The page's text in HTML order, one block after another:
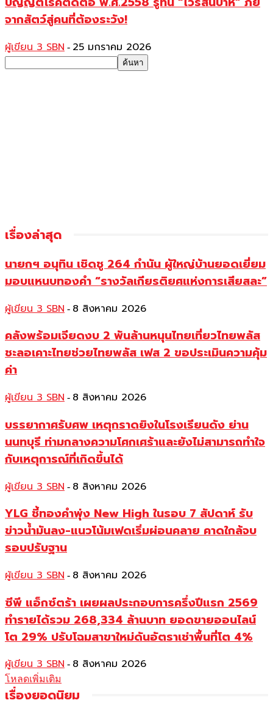
จากสัตว์สู่คนที่ต้องระวัง!
ผู้เขียน 3 SBN - 25 มกราคม 2026
เรื่องล่าสุด
นายกฯ อนุทิน เชิดชู 264 กำนัน ผู้ใหญ่บ้านยอดเยี่ยม
มอบแหนบทองคำ “รางวัลเกียรติยศแห่งการเสียสละ”
ผู้เขียน 3 SBN - 8 สิงหาคม 2026
คลังพร้อมเจียดงบ 2 พันล้านหนุนไทยเที่ยวไทยพลัส
ชะลอเคาะไทยช่วยไทยพลัส เฟส 2 ขอประเมินความคุ้ม
ค่า
ผู้เขียน 3 SBN - 8 สิงหาคม 2026
บรรยากาศรับศพ เหตุกราดยิงในโรงเรียนดัง ย่าน
นนทบุรี ท่ามกลางความโศกเศร้าและยังไม่สามารถทำใจ
กับเหตุการณ์ที่เกิดขึ้นได้
ผู้เขียน 3 SBN - 8 สิงหาคม 2026
YLG ชี้ทองคำพุ่ง New High ในรอบ 7 สัปดาห์ รับ
ข่าวน้ำมันลง-แนวโน้มเฟดเริ่มผ่อนคลาย คาดใกล้จบ
รอบปรับฐาน
ผู้เขียน 3 SBN - 8 สิงหาคม 2026
ซีพี แอ็กซ์ตร้า เผยผลประกอบการครึ่งปีแรก 2569
ทำรายได้รวม 268,334 ล้านบาท ยอดขายออนไลน์
โต 29% ปรับโฉมสาขาใหม่ดันอัตราเช่าพื้นที่โต 4%
ผู้เขียน 3 SBN - 8 สิงหาคม 2026
โหลดเพิ่มเติม
เรื่องยอดนิยม